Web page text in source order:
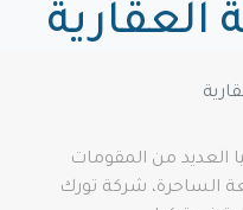
العقارية
العديد من المقومات
الساحرة، شركة تورك